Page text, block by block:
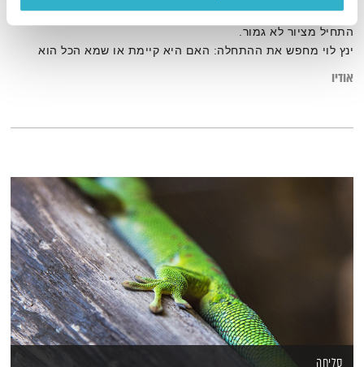
כששואלים את ינץ לוי כיצד הוא התחיל לכתוב, הוא מספר שהכל
התחיל מציור לא גמור.
ינץ לוי מחפש את ההתחלה: האם היא קיימת או שמא הכל הוא
אודיו
סליחה